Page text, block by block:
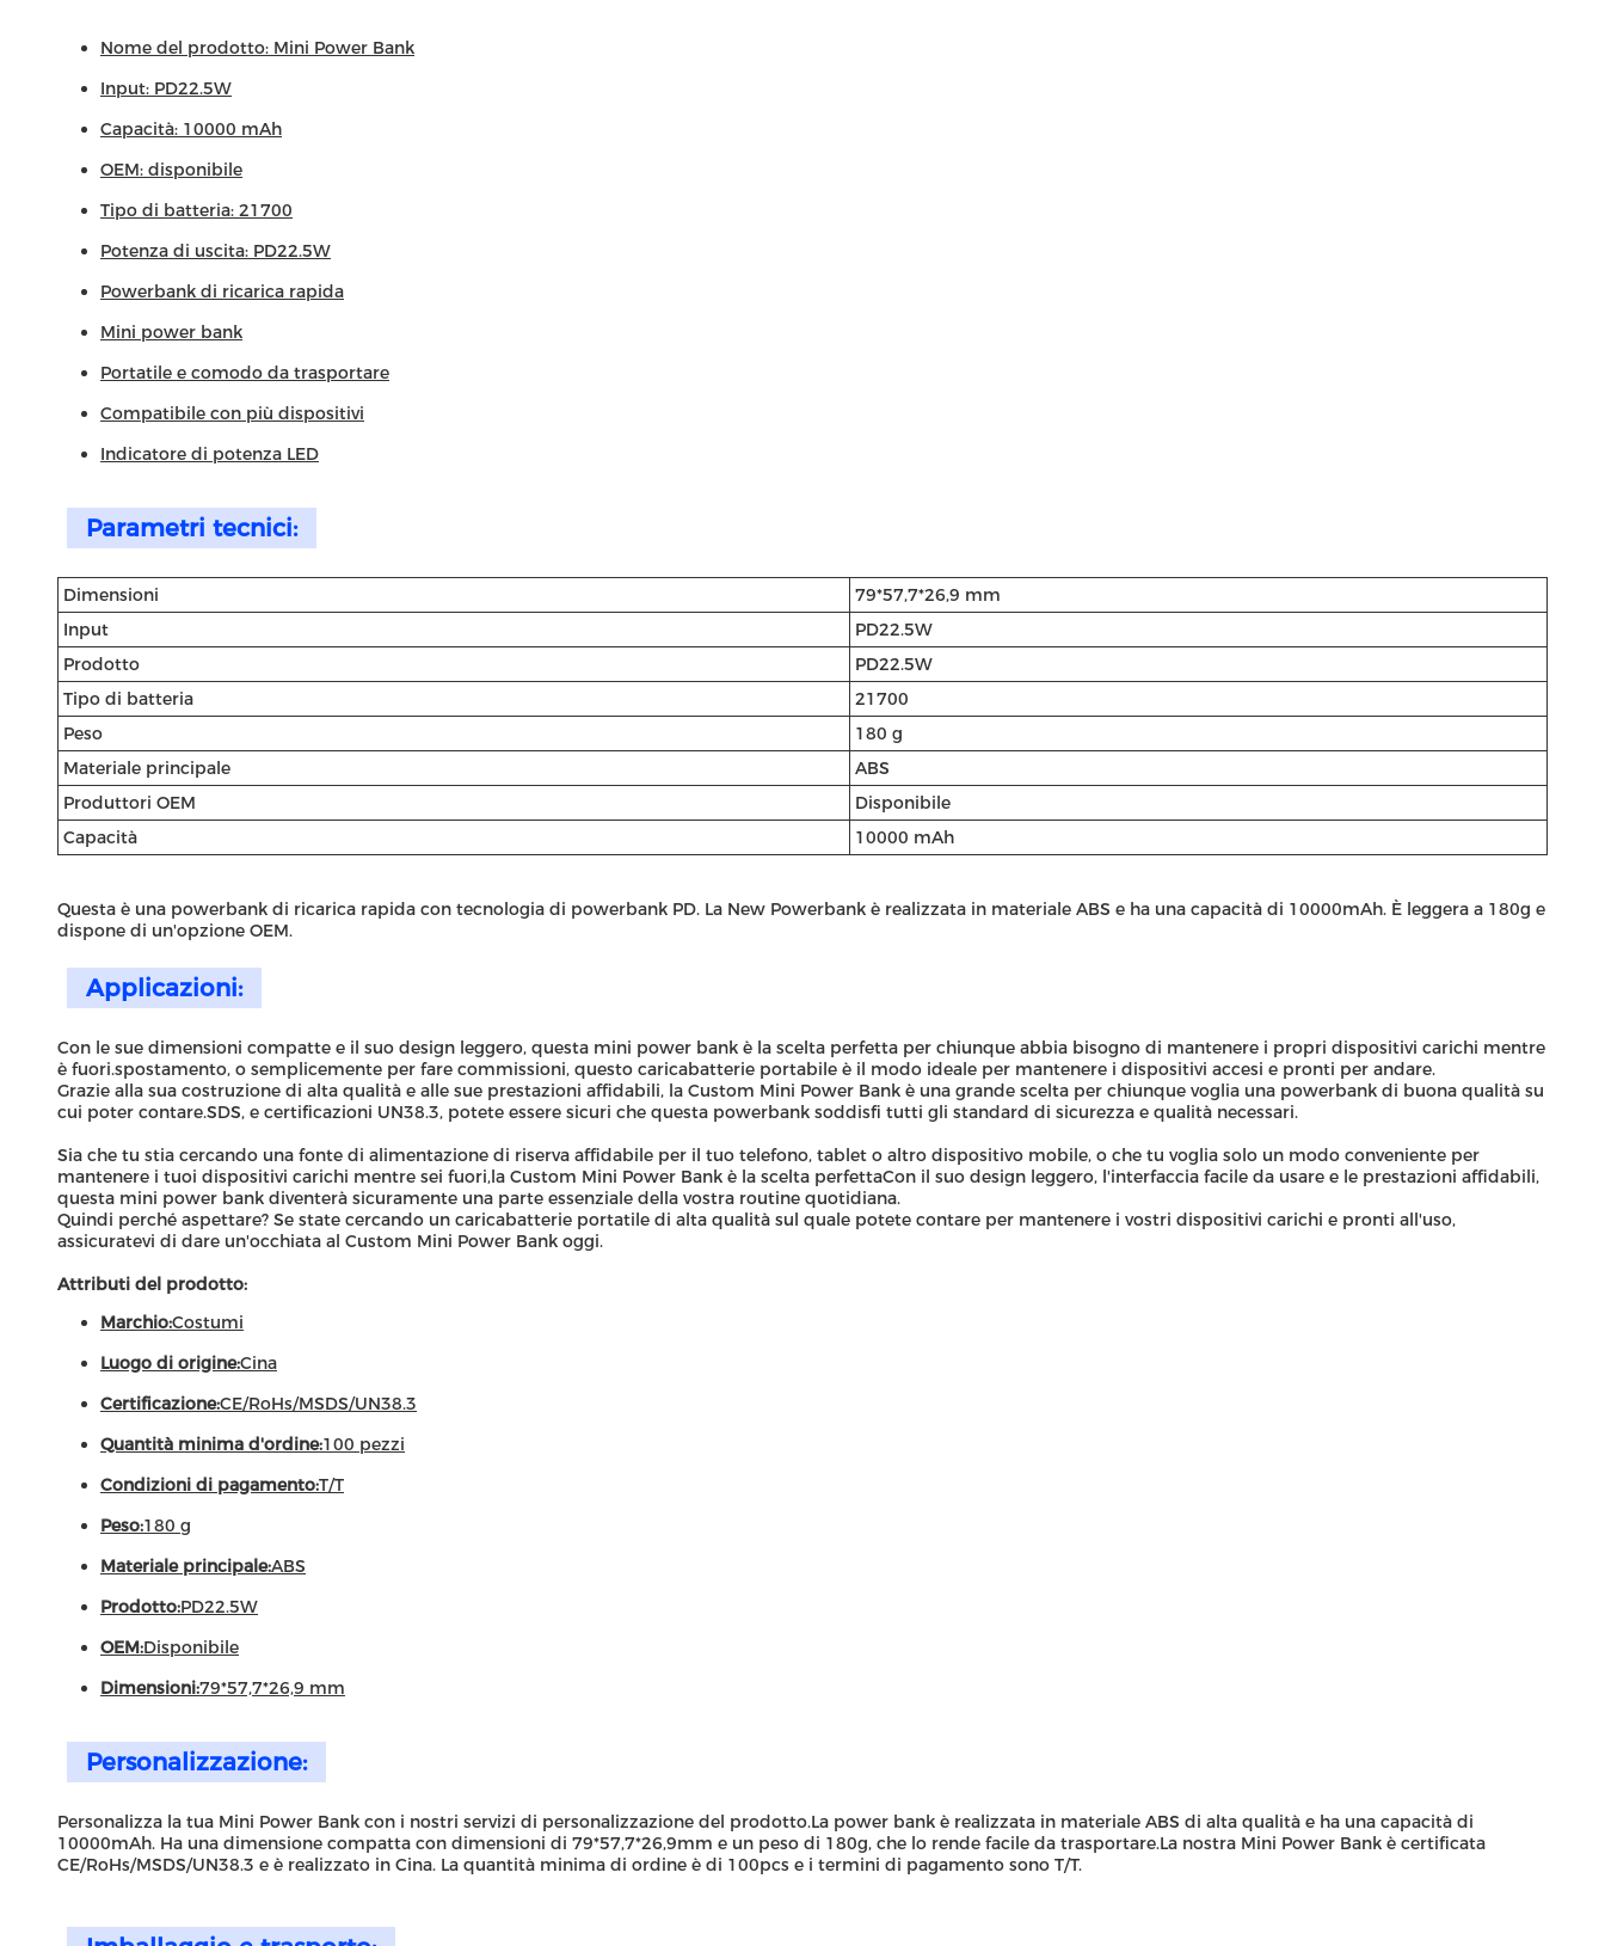
Nome del prodotto: Mini Power Bank
Input: PD22.5W
Capacità: 10000 mAh
OEM: disponibile
Tipo di batteria: 21700
Potenza di uscita: PD22.5W
Powerbank di ricarica rapida
Mini power bank
Portatile e comodo da trasportare
Compatibile con più dispositivi
Indicatore di potenza LED
Parametri tecnici:
Dimensioni
79*57,7*26,9 mm
Input
PD22.5W
Prodotto
PD22.5W
Tipo di batteria
21700
Peso
180 g
Materiale principale
ABS
Produttori OEM
Disponibile
Capacità
10000 mAh
Questa è una powerbank di ricarica rapida con tecnologia di powerbank PD. La New Powerbank è realizzata in materiale ABS e ha una capacità di 10000mAh. È leggera a 180g e
dispone di un'opzione OEM.
Applicazioni:
Con le sue dimensioni compatte e il suo design leggero, questa mini power bank è la scelta perfetta per chiunque abbia bisogno di mantenere i propri dispositivi carichi mentre
è fuori.spostamento, o semplicemente per fare commissioni, questo caricabatterie portabile è il modo ideale per mantenere i dispositivi accesi e pronti per andare.
Grazie alla sua costruzione di alta qualità e alle sue prestazioni affidabili, la Custom Mini Power Bank è una grande scelta per chiunque voglia una powerbank di buona qualità su
cui poter contare.SDS, e certificazioni UN38.3, potete essere sicuri che questa powerbank soddisfi tutti gli standard di sicurezza e qualità necessari.
Sia che tu stia cercando una fonte di alimentazione di riserva affidabile per il tuo telefono, tablet o altro dispositivo mobile, o che tu voglia solo un modo conveniente per
mantenere i tuoi dispositivi carichi mentre sei fuori,la Custom Mini Power Bank è la scelta perfettaCon il suo design leggero, l'interfaccia facile da usare e le prestazioni affidabili,
questa mini power bank diventerà sicuramente una parte essenziale della vostra routine quotidiana.
Quindi perché aspettare? Se state cercando un caricabatterie portatile di alta qualità sul quale potete contare per mantenere i vostri dispositivi carichi e pronti all'uso,
assicuratevi di dare un'occhiata al Custom Mini Power Bank oggi.
Attributi del prodotto:
Marchio:Costumi
Luogo di origine:Cina
Certificazione:CE/RoHs/MSDS/UN38.3
Quantità minima d'ordine:100 pezzi
Condizioni di pagamento:T/T
Peso:180 g
Materiale principale:ABS
Prodotto:PD22.5W
OEM:Disponibile
Dimensioni:79*57,7*26,9 mm
Personalizzazione:
Personalizza la tua Mini Power Bank con i nostri servizi di personalizzazione del prodotto.La power bank è realizzata in materiale ABS di alta qualità e ha una capacità di
10000mAh. Ha una dimensione compatta con dimensioni di 79*57,7*26,9mm e un peso di 180g, che lo rende facile da trasportare.La nostra Mini Power Bank è certificata
CE/RoHs/MSDS/UN38.3 e è realizzato in Cina. La quantità minima di ordine è di 100pcs e i termini di pagamento sono T/T.